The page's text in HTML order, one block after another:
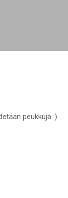
peukkuja :)